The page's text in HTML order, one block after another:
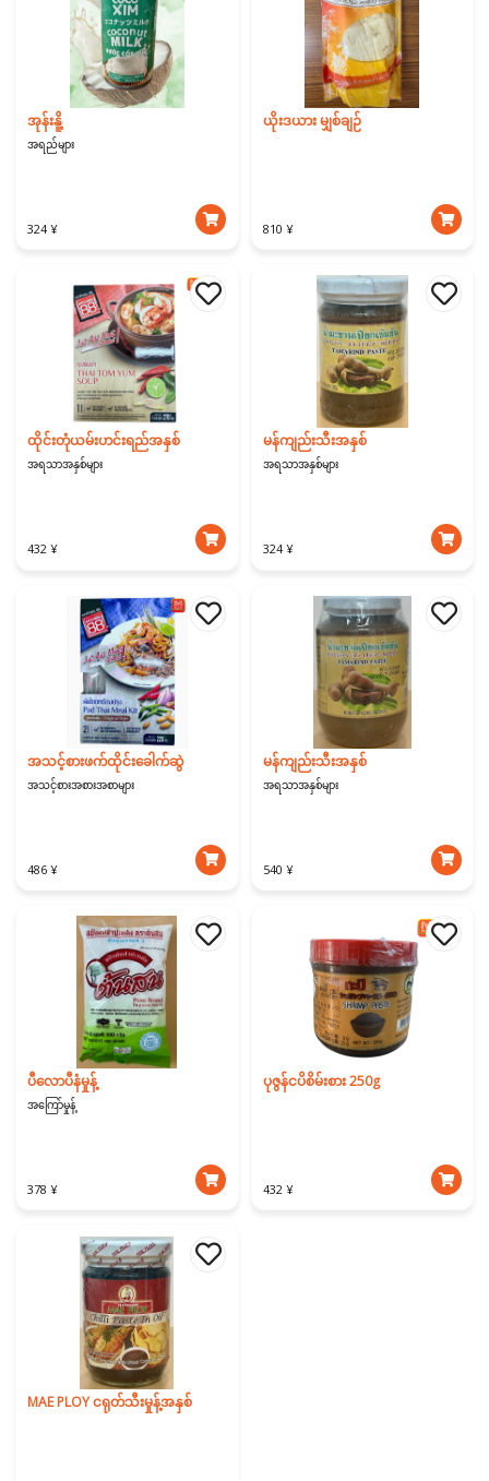
အုန်းနိူ့
အရည်များ
324 ¥
ယိုးဒယား မျှစ်ချဉ်
810 ¥
ထိုင်းတုံယမ်းဟင်းရည်အနှစ်
အရသာအနှစ်များ
432 ¥
မန်ကျည်းသီးအနှစ်
အရသာအနှစ်များ
324 ¥
အသင့်စားဖက်ထိုင်းခေါက်ဆွဲ
အသင့်စားအစားအစာများ
486 ¥
မန်ကျည်းသီးအနှစ်
အရသာအနှစ်များ
540 ¥
ပီလောပီနံမှုန့်
အကြော်မှုန့်
378 ¥
ပုဇွန်ငပိစိမ်းစား 250g
432 ¥
MAE PLOY ငရုတ်သီးမှုန့်အနှစ်